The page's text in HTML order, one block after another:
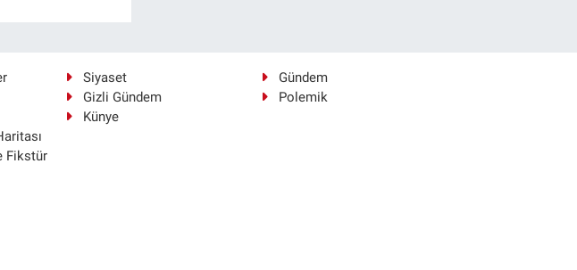
Fikstür
Siyaset
Gündem
Gizli Gündem
Polemik
Künye